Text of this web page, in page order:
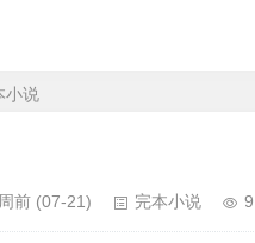
小说
前 (07-21) 完本小说 9